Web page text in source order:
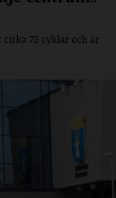
cirka 75 cyklar och är